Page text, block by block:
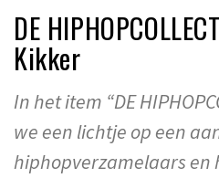
DE
Kikker
In het item “DE
we een lichtje op een
hiphopverzamelaars en